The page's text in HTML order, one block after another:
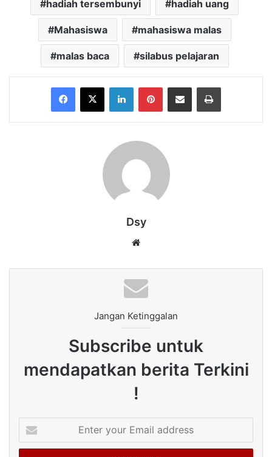
hadiah tersembunyi hadiah uang
Mahasiswa mahasiswa malas
malas baca silabus pelajaran
Facebook
X LinkedInPinterestShare via Email Print
Dsy
Jangan Ketinggalan
Subscribe untuk
mendapatkan berita Terkini
!
your
Email